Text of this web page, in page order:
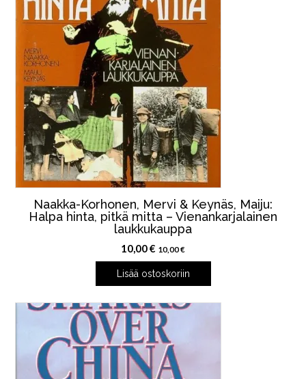
Naakka-Korhonen, Mervi & Keynäs, Maiju:
Halpa hinta, pitkä mitta – Vienankarjalainen
laukkukauppa
10,00€ 10,00€
Lisää ostoskoriin